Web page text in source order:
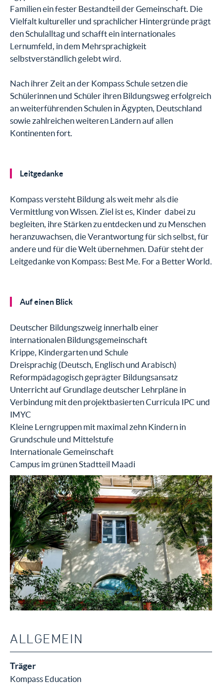
Familien ein fester Bestandteil der Gemeinschaft. Die
Vielfalt kultureller und sprachlicher Hintergründe prägt
den Schulalltag und schafft ein internationales
Lernumfeld, in dem Mehrsprachigkeit
selbstverständlich gelebt wird.
Nach ihrer Zeit an der Kompass Schule setzen die
Schülerinnen und Schüler ihren Bildungsweg erfolgreich
an weiterführenden Schulen in Ägypten, Deutschland
sowie zahlreichen weiteren Ländern auf allen
Kontinenten fort.
Leitgedanke
Kompass versteht Bildung als weit mehr als die
Vermittlung von Wissen. Ziel ist es, Kinder dabei zu
begleiten, ihre Stärken zu entdecken und zu Menschen
heranzuwachsen, die Verantwortung für sich selbst, für
andere und für die Welt übernehmen. Dafür steht der
Leitgedanke von Kompass: Best Me. For a Better World.
Auf einen Blick
Deutscher Bildungszweig innerhalb einer
internationalen Bildungsgemeinschaft
Krippe, Kindergarten und Schule
Dreisprachig (Deutsch, Englisch und Arabisch)
Reformpädagogisch geprägter Bildungsansatz
Unterricht auf Grundlage deutscher Lehrpläne in
Verbindung mit den projektbasierten Curricula IPC und
IMYC
Kleine Lerngruppen mit maximal zehn Kindern in
Grundschule und Mittelstufe
Internationale Gemeinschaft
Campus im grünen Stadtteil Maadi
ALLGEMEIN
Träger
Kompass Education